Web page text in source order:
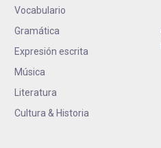
Vocabulario
Gramática
Expresión escrita
Música
Literatura
Cultura & Historia